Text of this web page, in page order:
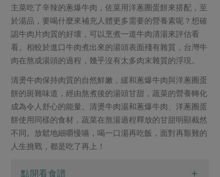
主菜吃了辛辣的蔥爆牛肉，佐菜用洋蔥圈蛋餅來搭配，至
於湯品，要喝什麼來補充人體更多需要的營養素呢？想確
認牛肉片肉質的好壞，可以烹煮一道牛肉清湯來評估看
看。相較於進口牛肉煮出來的湯頭表面殘有雜質，台灣牛
肉在熬成湯頭的過程，幾乎沒有太多肉末雜質的浮現。
清燙牛肉保持肉質的自然鮮嫩，緩和蔥爆牛肉與洋蔥圈蛋
餅的斑雜味道，經由熬煮後的湯頭甘甜，蔬菜的營養轉化
成為令人舒心的能量。清燙牛肉湯和蔥爆牛肉、洋蔥圈蛋
餅使用同樣的食材，蔬菜在熬湯過程釋放的甘甜明顯截然
不同。放鬆地細嚼慢嚥，喝一口湯再吃飯，面對再艱難的
人生挑戰，都是吃了再上！
點開看食譜